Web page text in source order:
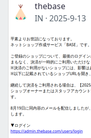
thebase
IN · 2025-9-13